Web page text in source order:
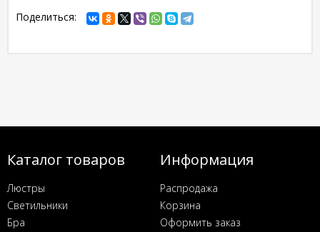
Поделиться:
Каталог товаров
Люстры
Светильники
Бра
Информация
Распродажа
Корзина
Оформить заказ